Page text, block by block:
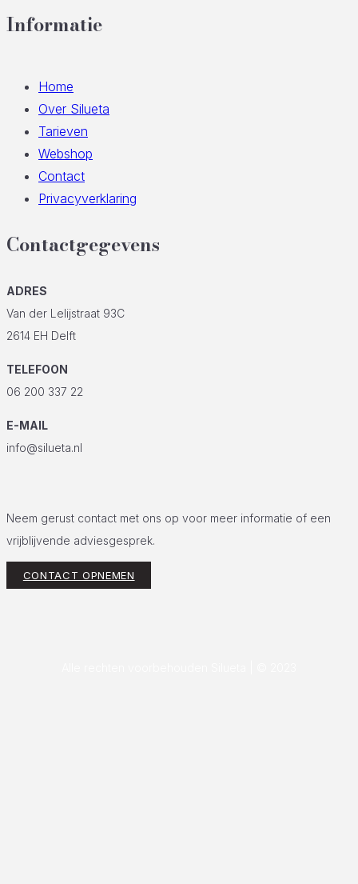
Informatie
Home
Over Silueta
Tarieven
Webshop
Contact
Privacyverklaring
Contactgegevens
ADRES
Van der Lelijstraat 93C
2614 EH Delft
TELEFOON
06 200 337 22
E-MAIL
info@silueta.nl
Neem gerust contact met ons op voor meer informatie of een
vrijblijvende adviesgesprek.
CONTACT OPNEMEN